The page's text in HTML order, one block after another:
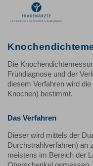
Die
Frühdiagnose und der
diesem Verfahren wird
Knochen) bestimmt.
Das Verfahren
Dieser wird mittels der
Durchstrahlverfahren) an
meistens im Bereich der